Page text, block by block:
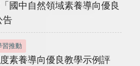
國中自然領域素養導向優良
告
習推動
素養導向優良教學示例評